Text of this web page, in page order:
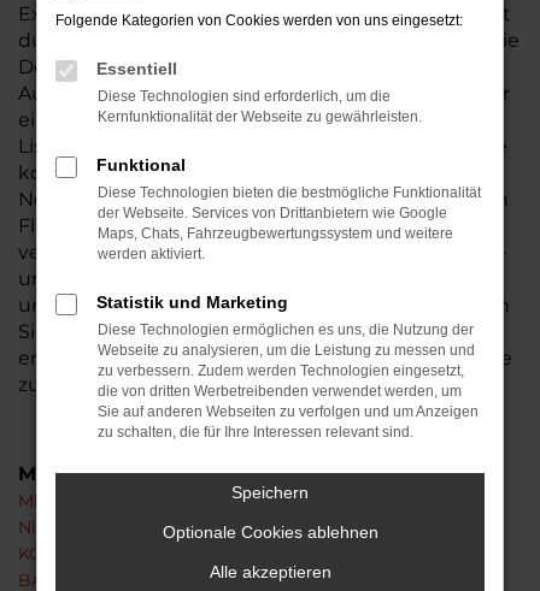
Extras und Assistenten freuen. Vor der ersten Fahrt
durch Florstadt und Umgebung werden zudem die
Details wie Lackierung, Motorisierung und
Ausstattung festgelegt, was beim Autokauf immer
ein besonderes Moment ist. Wir vom Autohaus
Lisson stehen gerne an Ihrer Seite und beraten Sie
kompetent rund um einen KGM Korando
Neuwagen. Unser Unternehmen ist nicht weit von
Florstadt entfernt und seit 1974 tief in der Region
verwurzelt. Natürlich sind wir ein Familienbetrieb –
und mittlerweile in der zweiten Generation für
unsere Kundinnen und Kunden da. Bei uns kaufen
Sie nicht irgendein Auto irgendwo, sondern
erhalten exakt das Modell und die Ausstattung, die
zu Ihnen passt.
Marken
Mitsubishi
Nissan
KGM
BAW
Folgende Kategorien von Cookies werden von uns eingesetzt:
Essentiell
Diese Technologien sind erforderlich, um die
Kernfunktionalität der Webseite zu gewährleisten.
Funktional
Diese Technologien bieten die bestmögliche Funktionalität
der Webseite. Services von Drittanbietern wie Google
Maps, Chats, Fahrzeugbewertungssystem und weitere
werden aktiviert.
Statistik und Marketing
Diese Technologien ermöglichen es uns, die Nutzung der
Webseite zu analysieren, um die Leistung zu messen und
zu verbessern. Zudem werden Technologien eingesetzt,
die von dritten Werbetreibenden verwendet werden, um
Sie auf anderen Webseiten zu verfolgen und um Anzeigen
zu schalten, die für Ihre Interessen relevant sind.
Speichern
Optionale Cookies ablehnen
Alle akzeptieren